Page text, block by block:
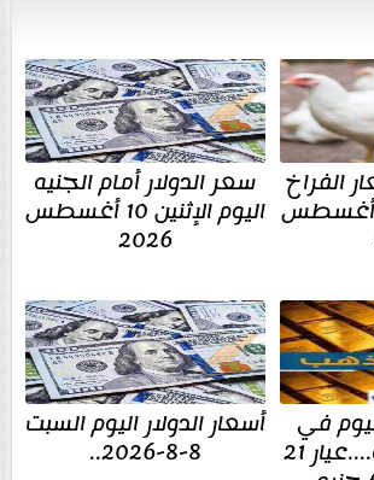
الفراخ
الإثنين 10 أغسطس
سعر الدولار أمام الجنيه
اليوم الإثنين 10 أغسطس
2026
في
محلات الصاغة....عيار 21
أسعار الدولار اليوم السبت
8-8-2026..